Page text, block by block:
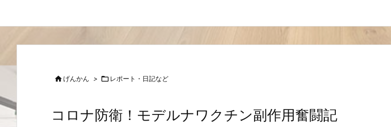
げんかん >  レポート・日記など
コロナ防衛！モデルナワクチン副作用奮闘記